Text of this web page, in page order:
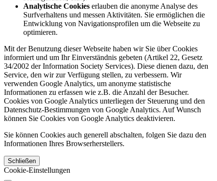
Analytische Cookies erlauben die anonyme Analyse des
Surfverhaltens und messen Aktivitäten. Sie ermöglichen die
Entwicklung von Navigationsprofilen um die Webseite zu
optimieren.
Mit der Benutzung dieser Webseite haben wir Sie über Cookies
informiert und um Ihr Einverständnis gebeten (Artikel 22, Gesetz
34/2002 der Information Society Services). Diese dienen dazu, den
Service, den wir zur Verfügung stellen, zu verbessern. Wir
verwenden Google Analytics, um anonyme statistische
Informationen zu erfassen wie z.B. die Anzahl der Besucher.
Cookies von Google Analytics unterliegen der Steuerung und den
Datenschutz-Bestimmungen von Google Analytics. Auf Wunsch
können Sie Cookies von Google Analytics deaktivieren.
Sie können Cookies auch generell abschalten, folgen Sie dazu den
Informationen Ihres Browserherstellers.
Schließen
Cookie-Einstellungen